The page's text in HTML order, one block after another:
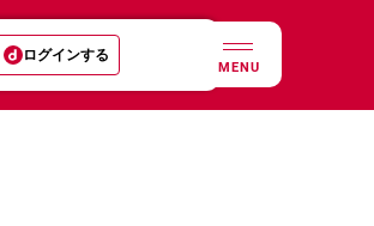
ログインする
MENU